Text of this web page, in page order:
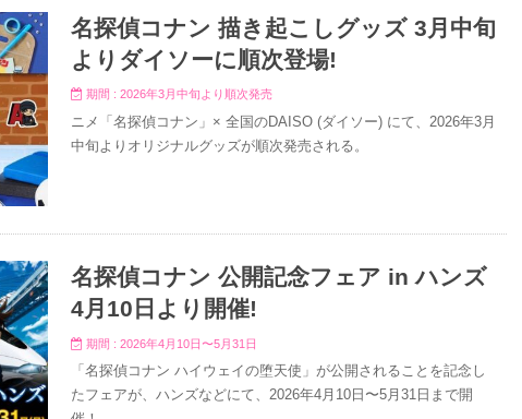
名探偵コナン 描き起こしグッズ 3月中旬
よりダイソーに順次登場!
期間 : 2026年3月中旬より順次発売
ニメ「名探偵コナン」× 全国のDAISO (ダイソー) にて、2026年3月
中旬よりオリジナルグッズが順次発売される。
名探偵コナン 公開記念フェア in ハンズ
4月10日より開催!
期間 : 2026年4月10日〜5月31日
「名探偵コナン ハイウェイの堕天使」が公開されることを記念し
たフェアが、ハンズなどにて、2026年4月10日〜5月31日まで開